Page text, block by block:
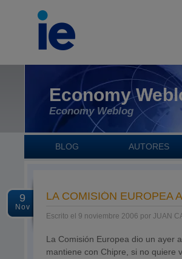
Economy
Economy Weblog
BLOG AUTORES
9
Nov
LA COMISIÓN EUROPEA
Escrito el 9 noviembre 2006 por JUAN
La Comisión Europea dio un ayer
mantiene con Chipre, si no quiere